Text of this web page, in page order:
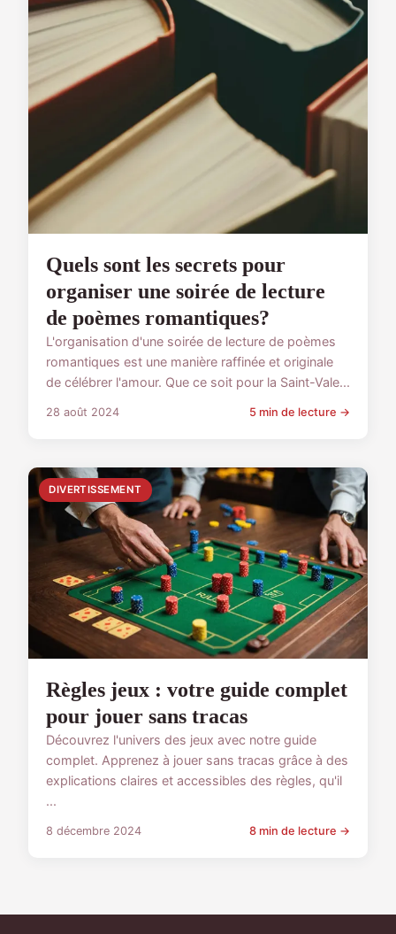
Quels sont les secrets pour
organiser une soirée de lecture
de poèmes romantiques?
L'organisation d'une soirée de lecture de poèmes
romantiques est une manière raffinée et originale
de célébrer l'amour. Que ce soit pour la Saint-Vale...
28 août 2024 5 min de lecture →
DIVERTISSEMENT
Règles jeux : votre guide complet
pour jouer sans tracas
Découvrez l'univers des jeux avec notre guide
complet. Apprenez à jouer sans tracas grâce à des
explications claires et accessibles des règles, qu'il
...
8 décembre 2024 8 min de lecture →